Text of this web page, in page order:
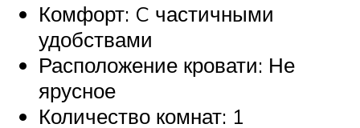
Комфорт: C частичными
удобствами
Расположение кровати: Не
ярусное
Количество комнат: 1